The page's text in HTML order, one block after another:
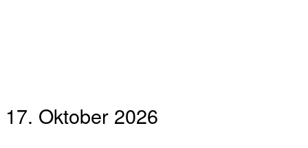
17. Oktober 2026